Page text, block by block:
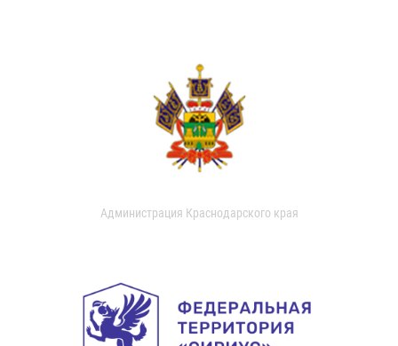
Администрация Краснодарского края